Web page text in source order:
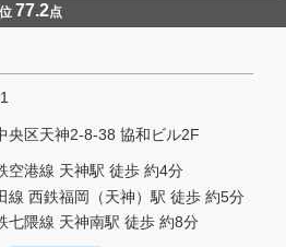
位 77.2点
央区天神2-8-38 協和ビル2F
空港線 天神駅 徒歩 約4分
線 西鉄福岡（天神）駅 徒歩 約5分
七隈線 天神南駅 徒歩 約8分